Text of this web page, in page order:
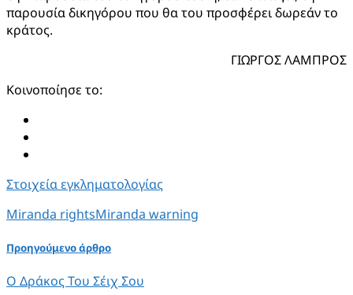
παρουσία δικηγόρου που θα του προσφέρει δωρεάν το
κράτος.
ΓΙΩΡΓΟΣ ΛΑΜΠΡΟΣ
Κοινοποίησε το:
Στοιχεία εγκληματολογίας
Miranda rightsMiranda warning
Προηγούμενο άρθρο
Ο Δράκος Του Σέιχ Σου